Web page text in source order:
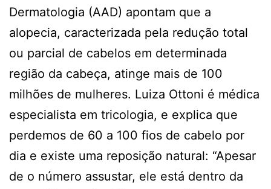
Dermatologia (AAD) apontam que a
alopecia, caracterizada pela redução total
ou parcial de cabelos em determinada
região da cabeça, atinge mais de 100
milhões de mulheres. Luiza Ottoni é médica
especialista em tricologia, e explica que
perdemos de 60 a 100 fios de cabelo por
dia e existe uma reposição natural: “Apesar
de o número assustar, ele está dentro da